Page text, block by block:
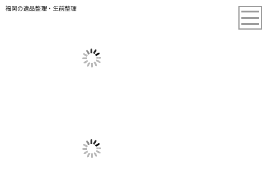
福岡の遺品整理・生前整理